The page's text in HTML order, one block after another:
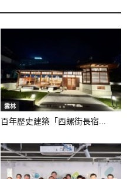
雲林
百年歷史建築「西螺街長宿...